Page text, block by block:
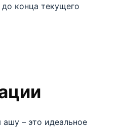
конца текущего
– это идеальное